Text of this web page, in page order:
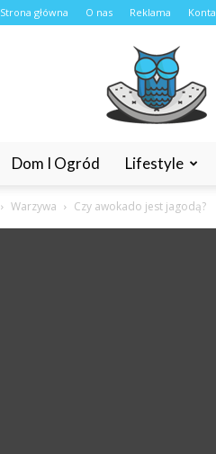
Strona główna O nas Reklama
Dom I Ogród Lifestyle
Warzywa Czy awokado jest jagodą?